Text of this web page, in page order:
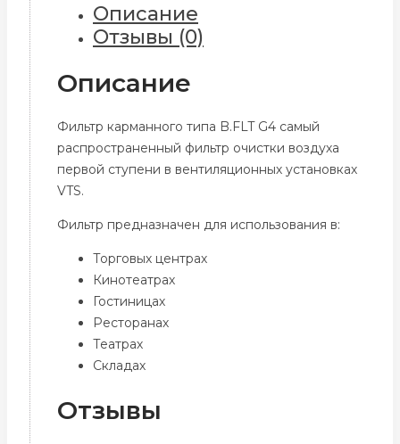
Описание
Отзывы (0)
Описание
Фильтр карманного типа B.FLT G4 самый
распространенный фильтр очистки воздуха
первой ступени в вентиляционных установках
VTS.
Фильтр предназначен для использования в:
Торговых центрах
Кинотеатрах
Гостиницах
Ресторанах
Театрах
Складах
Отзывы